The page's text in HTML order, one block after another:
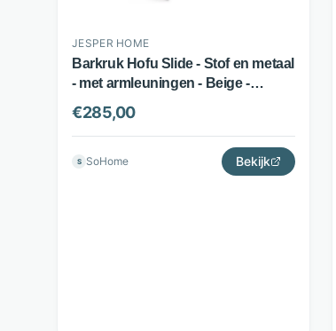
JESPER HOME
Barkruk Hofu Slide - Stof en metaal
- met armleuningen - Beige -
Jesper Home
€285,00
S SoHome Bekijk